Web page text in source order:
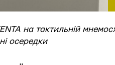
на тактильній
осередки